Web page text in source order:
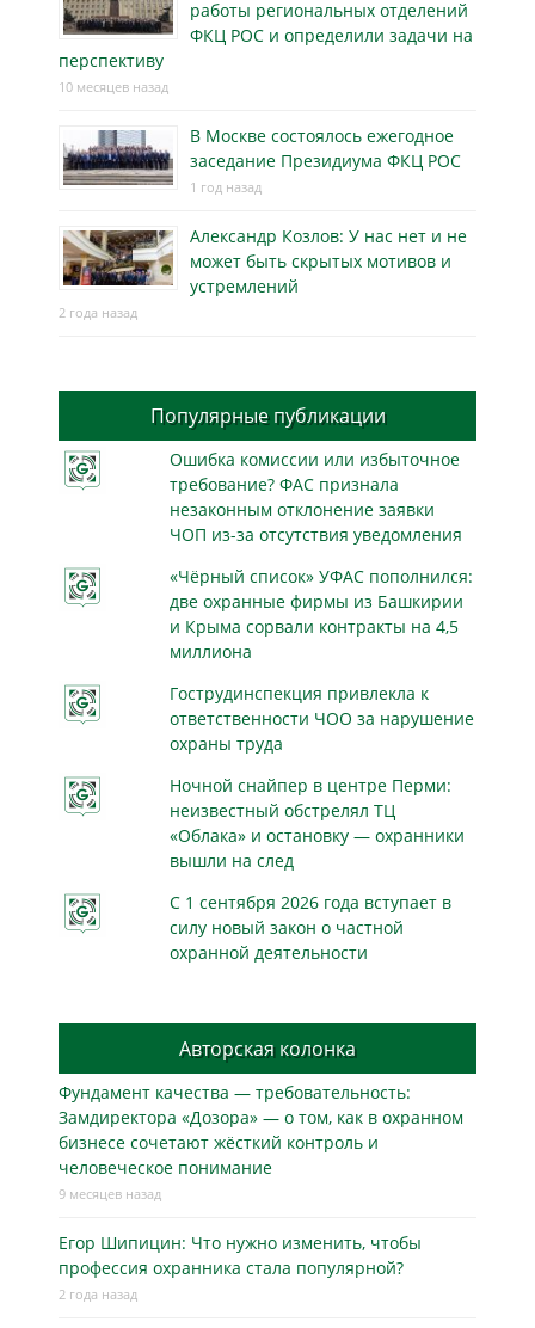
работы региональных отделений
ФКЦ РОС и определили задачи на
перспективу
10 месяцев назад
В Москве состоялось ежегодное
заседание Президиума ФКЦ РОС
1 год назад
Александр Козлов: У нас нет и не
может быть скрытых мотивов и
устремлений
2 года назад
Популярные публикации
Ошибка комиссии или избыточное
требование? ФАС признала
незаконным отклонение заявки
ЧОП из-за отсутствия уведомления
«Чёрный список» УФАС пополнился:
две охранные фирмы из Башкирии
и Крыма сорвали контракты на 4,5
миллиона
Гострудинспекция привлекла к
ответственности ЧОО за нарушение
охраны труда
Ночной снайпер в центре Перми:
неизвестный обстрелял ТЦ
«Облака» и остановку — охранники
вышли на след
С 1 сентября 2026 года вступает в
силу новый закон о частной
охранной деятельности
Авторская колонка
Фундамент качества — требовательность:
Замдиректора «Дозора» — о том, как в охранном
бизнесe сочетают жёсткий контроль и
человеческое понимание
9 месяцев назад
Егор Шипицин: Что нужно изменить, чтобы
профессия охранника стала популярной?
2 года назад